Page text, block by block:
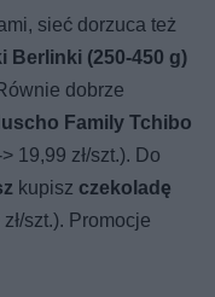
sieć dorzuca też
Berlinki (250-450 g)
dobrze
Family Tchibo
19,99 zł/szt.). Do
kupisz czekoladę
szt.). Promocje